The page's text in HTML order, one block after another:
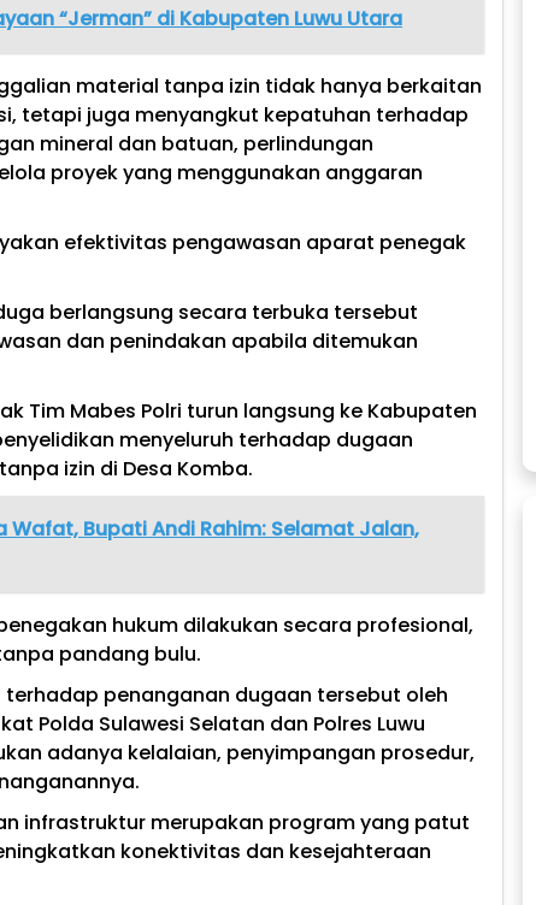
“Jerman” di Kabupaten Luwu Utara
material tanpa izin tidak hanya berkaitan
tetapi juga menyangkut kepatuhan terhadap
mineral dan batuan, perlindungan
proyek yang menggunakan anggaran
efektivitas pengawasan aparat penegak
berlangsung secara terbuka tersebut
dan penindakan apabila ditemukan
Tim Mabes Polri turun langsung ke Kabupaten
menyeluruh terhadap dugaan
izin di Desa Komba.
Wafat, Bupati Andi Rahim: Selamat Jalan,
hukum dilakukan secara profesional,
pandang bulu.
penanganan dugaan tersebut oleh
Polda Sulawesi Selatan dan Polres Luwu
adanya kelalaian, penyimpangan prosedur,
infrastruktur merupakan program yang patut
konektivitas dan kesejahteraan